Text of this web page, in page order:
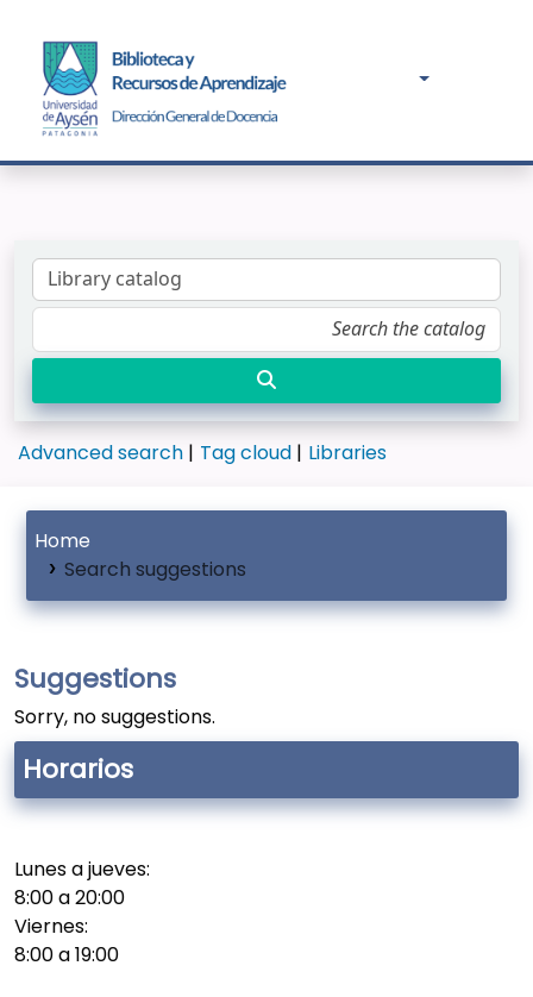
Advanced search Tag cloud Libraries
Home
Search suggestions
Horarios
Lunes a jueves:
8:00 a 20:00
Viernes:
8:00 a 19:00
Suggestions
Sorry, no suggestions.